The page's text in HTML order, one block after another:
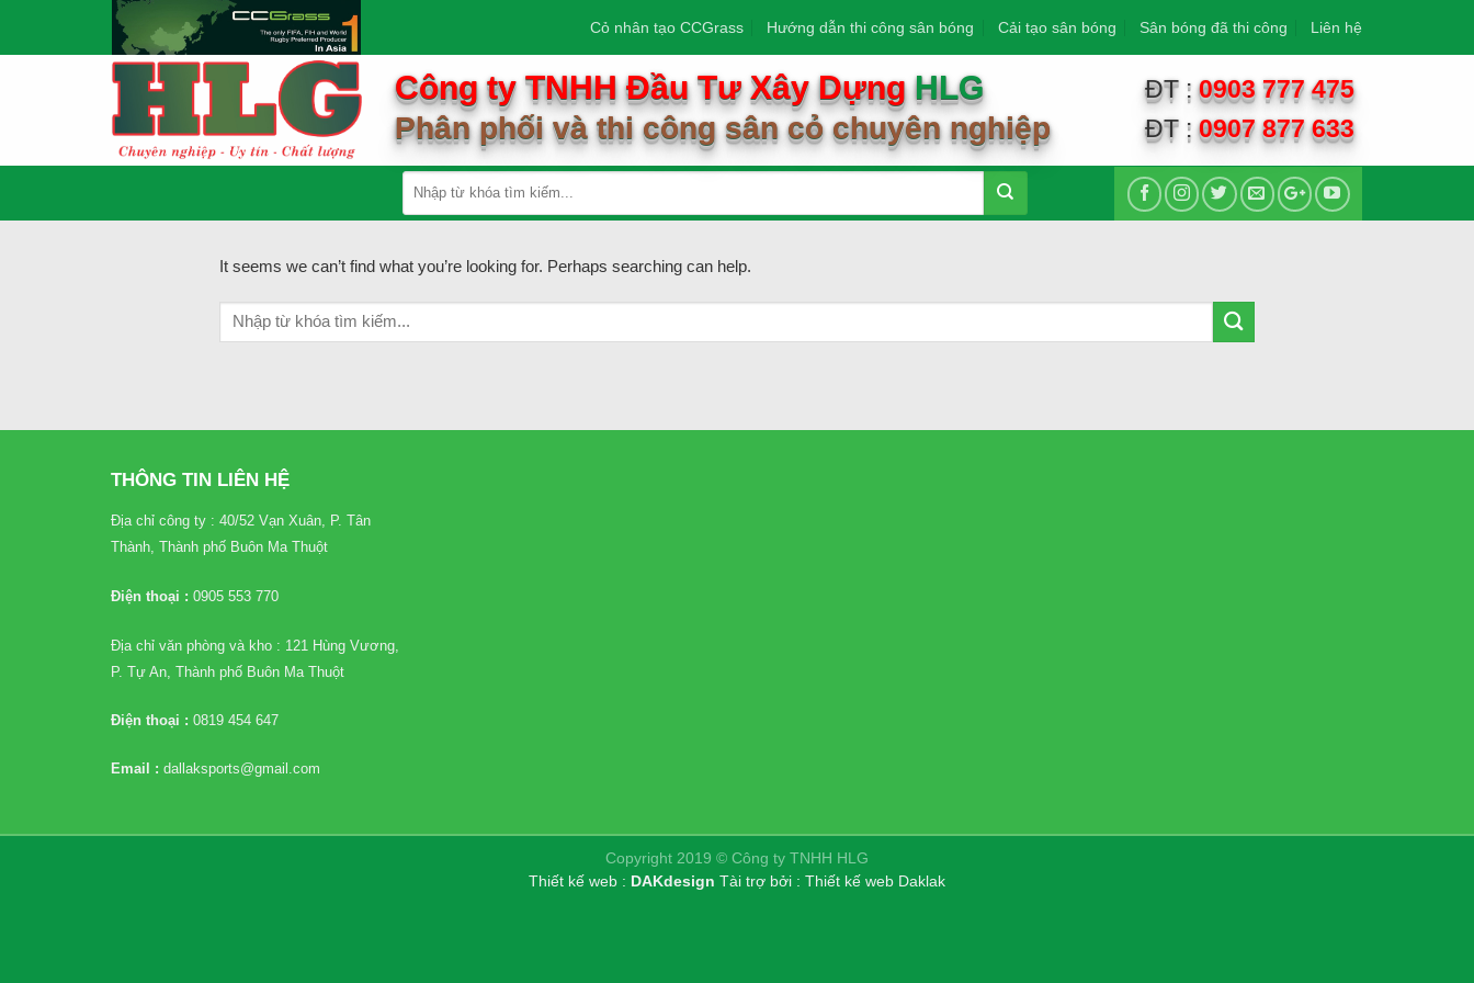
Cỏ nhân tạo CCGrass Hướng dẫn thi công sân bóng Cải tạo sân bóng Sân bóng đã thi công Liên hệ
Công ty TNHH Đầu Tư Xây DựngHLG
Phân phối và thi công sân cỏ chuyên nghiệp
ĐT :0903 777 475
ĐT : 0907 877 633
It seems we can’t find what you’re looking for. Perhaps searching can help.
THÔNG TIN LIÊN HỆ
Địa chỉ công ty : 40/52 Vạn Xuân, P. Tân
Thành, Thành phố Buôn Ma Thuột
Điện thoại : 0905 553 770
Địa chỉ văn phòng và kho : 121 Hùng Vương,
P. Tự An, Thành phố Buôn Ma Thuột
Điện thoại : 0819 454 647
Email : dallaksports@gmail.com
Copyright 2019 © Công ty TNHH HLG
Thiết kế web : DAKdesign Tài trợ bởi : Thiết kế web Daklak